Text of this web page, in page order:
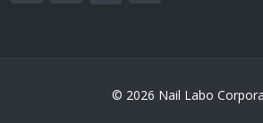
© 2026 Nail Labo